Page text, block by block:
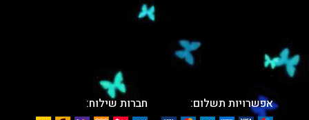
אפשרויות תשלום: חברות שילוח: